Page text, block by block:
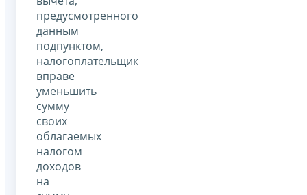
предусмотренного
данным
подпунктом,
налогоплательщик
вправе
уменьшить
сумму
своих
облагаемых
налогом
доходов
на